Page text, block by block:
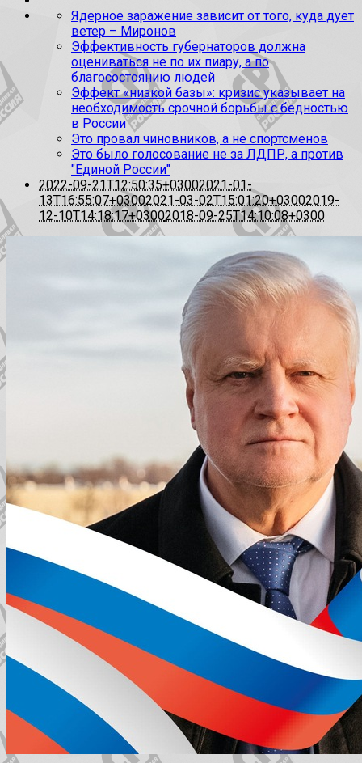
Ядерное заражение зависит от того, куда дует
ветер – Миронов
Эффективность губернаторов должна
оцениваться не по их пиару, а по
благосостоянию людей
Эффект «низкой базы»: кризис указывает на
необходимость срочной борьбы с бедностью
в России
Это провал чиновников, а не спортсменов
Это было голосование не за ЛДПР, а против
"Единой России"
2022-09-21T12:50:35+03002021-01-
13T16:55:07+03002021-03-02T15:01:20+03002019-
12-10T14:18:17+03002018-09-25T14:10:08+0300